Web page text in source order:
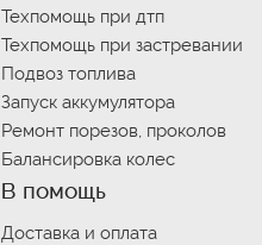
Техпомощь при дтп
Техпомощь при застревании
Подвоз топлива
Запуск аккумулятора
Ремонт порезов, проколов
Балансировка колес
В помощь
Доставка и оплата